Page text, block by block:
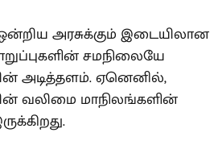
அரசுக்கும் இடையிலான
சமநிலையே
அடித்தளம். ஏனெனில்,
வலிமை மாநிலங்களின்